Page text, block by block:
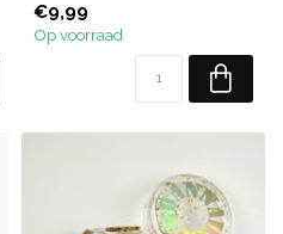
€9,99
Op voorraad